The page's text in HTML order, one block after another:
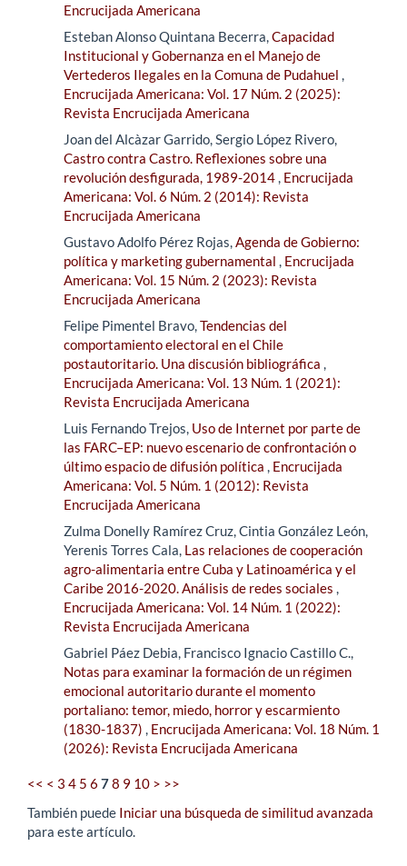
Encrucijada Americana
Esteban Alonso Quintana Becerra,Capacidad
Institucional y Gobernanza en el Manejo de
Vertederos Ilegales en la Comuna de Pudahuel ,
Encrucijada Americana: Vol. 17 Núm. 2 (2025):
Revista Encrucijada Americana
Joan del Alcàzar Garrido, Sergio López Rivero,
Castro contra Castro. Reflexiones sobre una
revolución desfigurada, 1989-2014, Encrucijada
Americana: Vol. 6 Núm. 2 (2014): Revista
Encrucijada Americana
Gustavo Adolfo Pérez Rojas,Agenda de Gobierno:
política y marketing gubernamental , Encrucijada
Americana: Vol. 15 Núm. 2 (2023): Revista
Encrucijada Americana
Felipe Pimentel Bravo,Tendencias del
comportamiento electoral en el Chile
postautoritario. Una discusión bibliográfica ,
Encrucijada Americana: Vol. 13 Núm. 1 (2021):
Revista Encrucijada Americana
Luis Fernando Trejos, Uso de Internet por parte de
las FARC–EP: nuevo escenario de confrontación o
último espacio de difusión política , Encrucijada
Americana: Vol. 5 Núm. 1 (2012): Revista
Encrucijada Americana
Zulma Donelly Ramírez Cruz, Cintia González León,
Yerenis Torres Cala, Las relaciones de cooperación
agro-alimentaria entre Cuba y Latinoamérica y el
Caribe 2016-2020. Análisis de redes sociales ,
Encrucijada Americana: Vol. 14 Núm. 1 (2022):
Revista Encrucijada Americana
Gabriel Páez Debia, Francisco Ignacio Castillo C.,
Notas para examinar la formación de un régimen
emocional autoritario durante el momento
portaliano: temor, miedo, horror y escarmiento
(1830-1837) , Encrucijada Americana: Vol. 18 Núm. 1
(2026): Revista Encrucijada Americana
<< < 3 4 5 6 78 9 10 > >>
También puede Iniciar una búsqueda de similitud avanzada
para este artículo.